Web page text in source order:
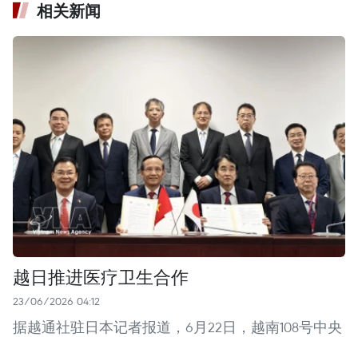
相关新闻
越日推进医疗卫生合作
23/06/2026 04:12
据越通社驻日本记者报道，6月22日，越南108号中央